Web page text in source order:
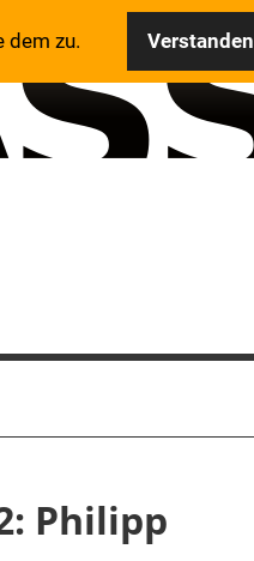
Philipp
dem zu. Verstanden